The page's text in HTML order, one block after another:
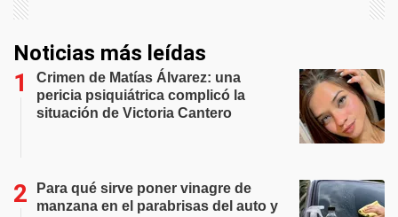
Noticias más leídas
Crimen de Matías Álvarez: una
pericia psiquiátrica complicó la
situación de Victoria Cantero
Para qué sirve poner vinagre de
manzana en el parabrisas del auto y